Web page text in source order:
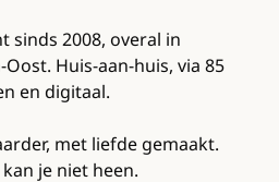
sinds 2008, overal in
Huis-aan-huis, via 85
en digitaal.
met liefde gemaakt.
kan je niet heen.